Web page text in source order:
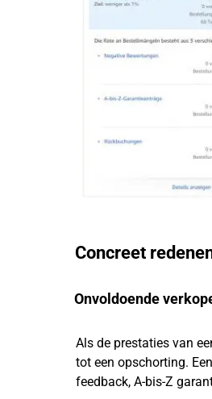
Concreet
Onvoldoende
Als de prestaties van
tot een opschorting.
feedback, A-bis-Z